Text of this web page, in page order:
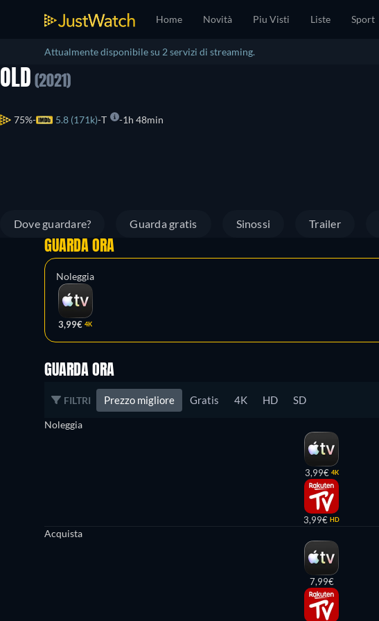
Home Novità Piu Visti Liste Sport
Attualmente disponibile su 2 servizi di streaming.
OLD (2021)
75% 5.8 (171k) T 1h 48min
Dove guardare? Guarda gratis Sinossi Trailer
GUARDA ORA
Noleggia
3,99€ 4K
GUARDA ORA
FILTRI Prezzo migliore Gratis 4K HD SD
Noleggia
3,99€ 4K
3,99€ HD
Acquista
7,99€